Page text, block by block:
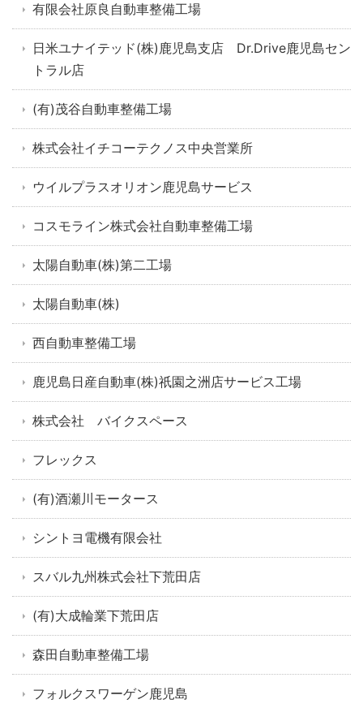
有限会社原良自動車整備工場
日米ユナイテッド(株)鹿児島支店 Dr.Drive鹿児島セン
トラル店
(有)茂谷自動車整備工場
株式会社イチコーテクノス中央営業所
ウイルプラスオリオン鹿児島サービス
コスモライン株式会社自動車整備工場
太陽自動車(株)第二工場
太陽自動車(株)
西自動車整備工場
鹿児島日産自動車(株)祇園之洲店サービス工場
株式会社 バイクスペース
フレックス
(有)酒瀬川モータース
シントヨ電機有限会社
スバル九州株式会社下荒田店
(有)大成輪業下荒田店
森田自動車整備工場
フォルクスワーゲン鹿児島